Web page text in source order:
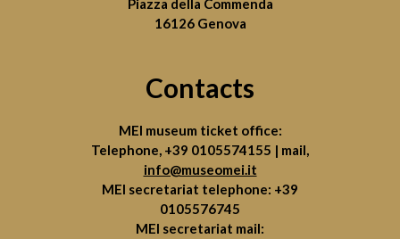
Piazza della Commenda
16126 Genova
Contacts
MEI museum ticket office:
Telephone, +39 0105574155 | mail,
info@museomei.it
MEI secretariat telephone: +39
0105576745
MEI secretariat mail: